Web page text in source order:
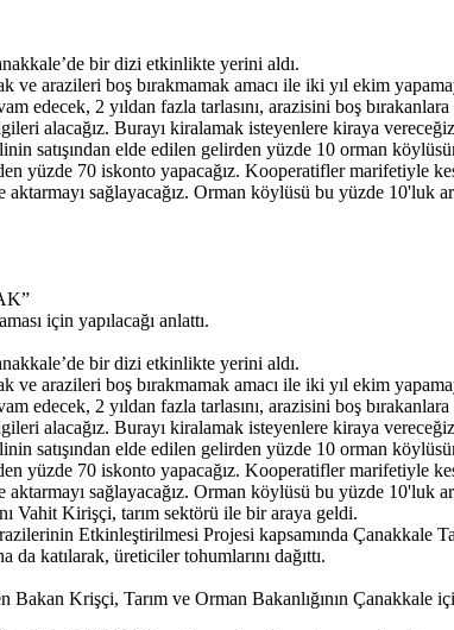
bir dizi etkinlikte yerini aldı.
arazileri boş bırakmamak amacı ile iki yıl ekim
2 yıldan fazla tarlasını, arazisini boş
alacağız. Burayı kiralamak isteyenlere kiraya
satışından elde edilen gelirden yüzde 10 orman
yüzde 70 iskonto yapacağız. Kooperatifler marifetiyle
sağlayacağız. Orman köylüsü bu yüzde 10'luk
için yapılacağı anlattı.
bir dizi etkinlikte yerini aldı.
arazileri boş bırakmamak amacı ile iki yıl ekim
2 yıldan fazla tarlasını, arazisini boş
alacağız. Burayı kiralamak isteyenlere kiraya
satışından elde edilen gelirden yüzde 10 orman
yüzde 70 iskonto yapacağız. Kooperatifler marifetiyle
sağlayacağız. Orman köylüsü bu yüzde 10'luk
Vahit Kirişçi, tarım sektörü ile bir araya geldi.
Etkinleştirilmesi Projesi kapsamında Çanakkale
katılarak, üreticiler tohumlarını dağıttı.
Krişçi, Tarım ve Orman Bakanlığının Çanakkale